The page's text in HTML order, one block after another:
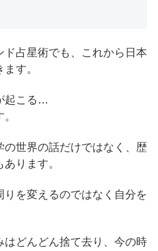
占星術でも、これから日本
す。
起こる…
の世界の話だけではなく、歴
ります。
を変えるのではなく自分を
どんどん捨て去り、今の時